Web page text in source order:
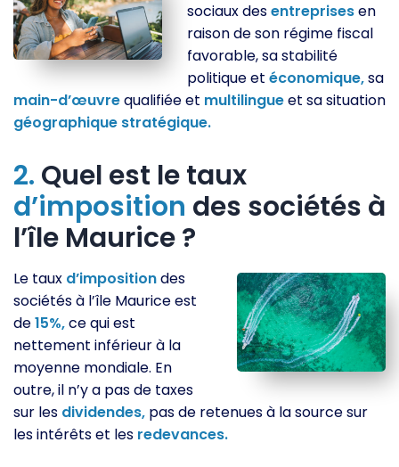
sociaux desentreprisesen
raison de son régime fiscal
favorable, sa stabilité
politique etéconomique,sa
main-d’œuvrequalifiée et multilingueet sa situation
géographique stratégique.
2. Quel est le taux
d’imposition des sociétés à
l’île Maurice ?
Le taux d’impositiondes
sociétés à l’île Maurice est
de15%,ce qui est
nettement inférieur à la
moyenne mondiale. En
outre, il n’y a pas de taxes
sur les dividendes, pas de retenues à la source sur
les intérêts et les redevances.